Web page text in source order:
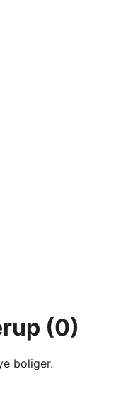
(0)
boliger.